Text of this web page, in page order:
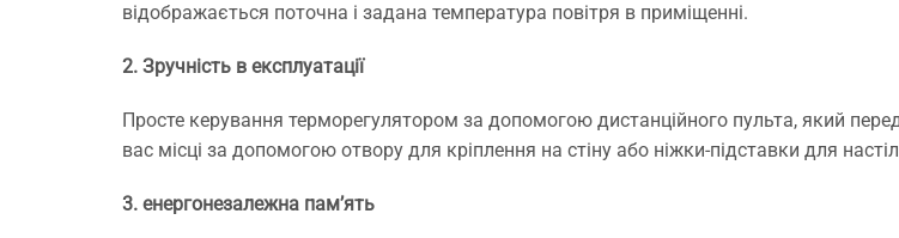
відображається поточна і задана температура повітря в приміщенні.
2. Зручність в експлуатації
Просте керування терморегулятором за допомогою дистанційного пульта, який
вас місці за допомогою отвору для кріплення на стіну або ніжки-підставки для
3. енергонезалежна пам’ять